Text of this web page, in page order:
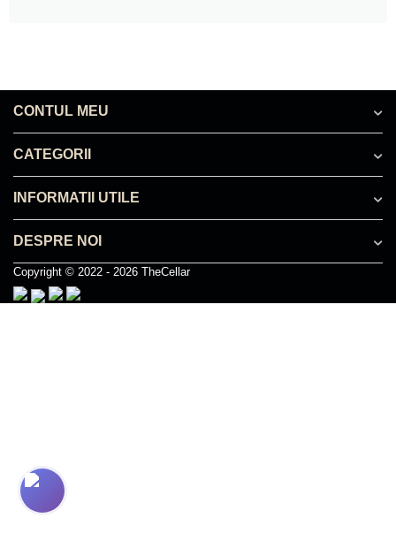
CONTUL MEU
CATEGORII
INFORMATII UTILE
DESPRE NOI
Copyright © 2022 - 2026 TheCellar